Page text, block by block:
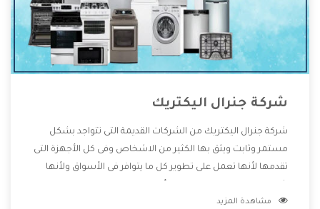
شركة جنرال اليكتريك
شركة جنرال اليكتريك من الشركات القديمة التى تتواجد بشكل
مستمر وثابت ويثق بها الكثير من الاشخاص وفى كل الأجهزة التى
تقدمها لأنها تعمل على تطوير كل ما يتوافر فى الأسواق ولأنها
المنتجات وتقدم للعملاء أقوى العروض والخصومات التى تسهل
مشاهدة المزيد